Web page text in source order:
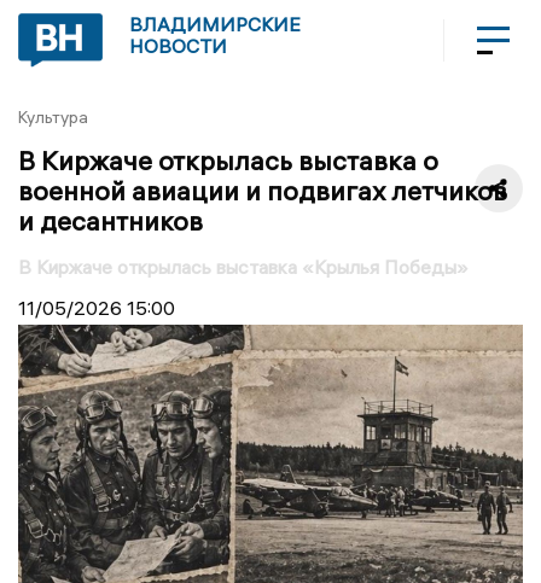
ВЛАДИМИРСКИЕ
НОВОСТИ
Культура
В Киржаче открылась выставка о
военной авиации и подвигах летчиков
и десантников
В Киржаче открылась выставка «Крылья Победы»
11/05/2026 15:00